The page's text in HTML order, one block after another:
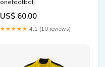
onefootball
US$ 60.00
★★★★★ 4.1 (10 reviews)